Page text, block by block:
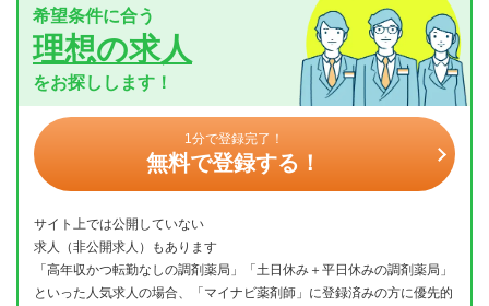
希望条件に合う
理想の求人
をお探しします！
1分で登録完了！
無料で登録する！
サイト上では公開していない
求人（非公開求人）もあります
「高年収かつ転勤なしの調剤薬局」「土日休み＋平日休みの調剤薬局」
といった人気求人の場合、「マイナビ薬剤師」に登録済みの方に優先的